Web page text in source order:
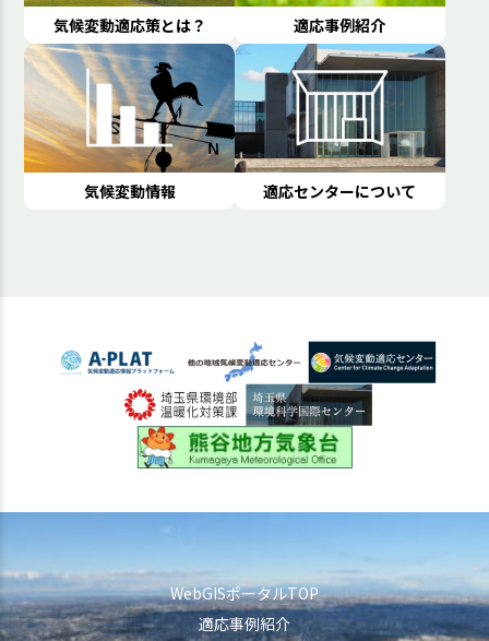
気候変動適応策とは？ 適応事例紹介
気候変動情報 適応センターについて
WebGISポータルTOP
適応事例紹介